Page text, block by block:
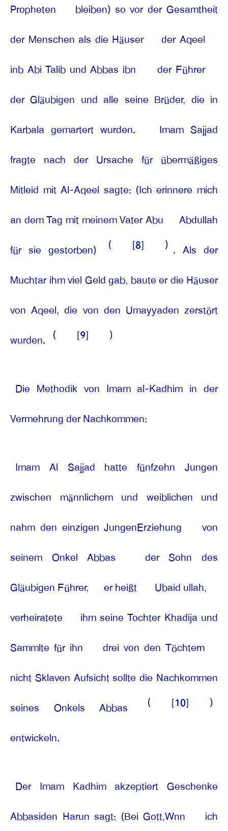
Propheten
bleiben) so vor der Gesamtheit
der Menschen als die Häuser
der Aqeel
inb Abi Talib und Abbas ibn
der Führer
der Gläubigen und alle seine Brüder, die in
Karbala gemartert wurden.
Imam Sajjad
fragte nach der Ursache für übermäßiges
Mitleid mit Al-Aqeel sagte: (Ich erinnere mich
an dem Tag mit meinem Vater Abu
Abdullah
für sie gestorben)
( [8] ) . Als der
Muchtar ihm viel Geld gab, baute er die Häuser
von Aqeel, die von den Umayyaden zerstört
wurden. ( [9] )
Die Methodik von Imam al-Kadhim in der
Vermehrung der Nachkommen:
Imam Al Sajjad hatte fünfzehn Jungen
zwischen männlichem und weiblichen und
nahm den einzigen JungenErziehung
von
seinem Onkel Abbas
der Sohn des
Gläubigen Führer,
er heißt
Ubaid ullah,
verheiratete
ihm seine Tochter Khadija und
Sammlte für ihn
drei von den Töchtern
nicht Sklaven Aufsicht sollte die Nachkommen
seines Onkels Abbas
( [10] )
entwickeln.
Der Imam Kadhim akzeptiert Geschenke
Abbasiden Harun sagt: (Bei Gott,Wnn
ich